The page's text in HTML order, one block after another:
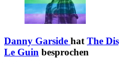
Danny Garside hat The
Le Guin besprochen